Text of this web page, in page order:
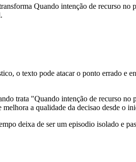
Quando intenção de recurso no
o texto pode atacar o ponto errado e
trata "Quando intenção de recurso no
a qualidade da decisao desde o
deixa de ser um episodio isolado e